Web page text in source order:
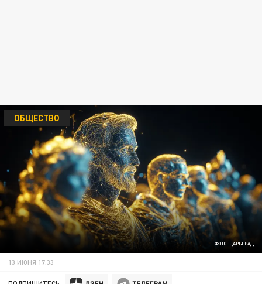
ФОТО: ЦАРЬГРАД
ОБЩЕСТВО
13 ИЮНЯ 17:33